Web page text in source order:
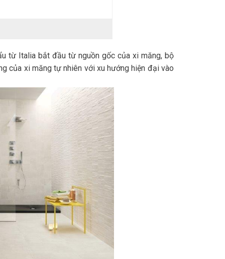
từ Italia bắt đầu từ nguồn gốc của xi măng, bộ
của xi măng tự nhiên với xu hướng hiện đại vào